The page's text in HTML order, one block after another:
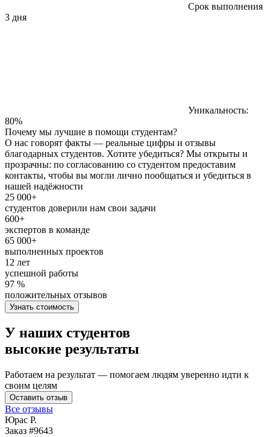
Срок выполнения
3 дня
Уникальность:
80%
Почему мы лучшие в помощи студентам?
О нас говорят факты — реальные цифры и отзывы
благодарных студентов. Хотите убедиться? Мы открыты и
прозрачны: по согласованию со студентом предоставим
контакты, чтобы вы могли лично пообщаться и убедиться в
нашей надёжности
25 000+
студентов доверили нам свои задачи
600+
экспертов в команде
65 000+
выполненных проектов
12 лет
успешной работы
97 %
положительных отзывов
Узнать стоимость
У наших студентов
высокие результаты
Работаем на результат — помогаем людям уверенно идти к
своим целям
Оставить отзыв
Все отзывы
Юрас Р.
Заказ #9643